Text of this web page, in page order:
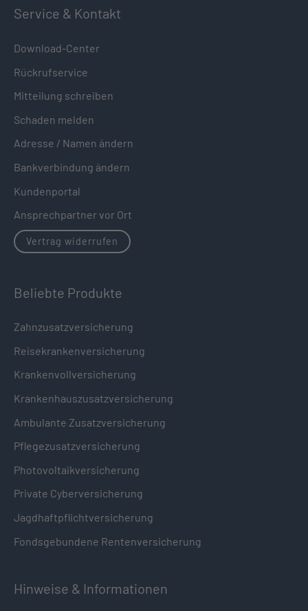
Service & Kontakt
Download-Center
Rückrufservice
Mitteilung schreiben
Schaden melden
Adresse / Namen ändern
Bankverbindung ändern
Kundenportal
Ansprechpartner vor Ort
Vertrag widerrufen
Beliebte Produkte
Zahnzusatzversicherung
Reisekrankenversicherung
Krankenvollversicherung
Krankenhauszusatzversicherung
Ambulante Zusatzversicherung
Pflegezusatzversicherung
Photovoltaikversicherung
Private Cyberversicherung
Jagdhaftpflichtversicherung
Fondsgebundene Rentenversicherung
Hinweise & Informationen